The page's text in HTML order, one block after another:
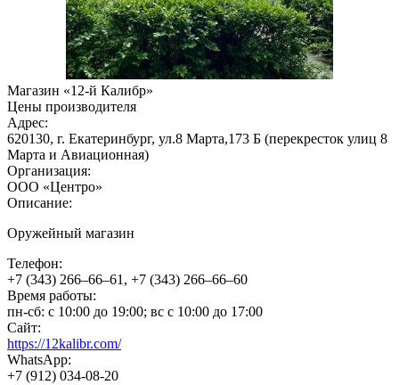
Магазин «12-й Калибр»
Цены производителя
Адрес:
620130, г. Екатеринбург, ул.8 Марта,173 Б (перекресток улиц 8
Марта и Авиационная)
Организация:
ООО «Центро»
Описание:
Оружейный магазин
Телефон:
+7 (343) 266‒66‒61, +7 (343) 266‒66‒60
Время работы:
пн-сб: с 10:00 до 19:00; вс с 10:00 до 17:00
Сайт:
https://12kalibr.com/
WhatsApp:
+7 (912) 034-08-20